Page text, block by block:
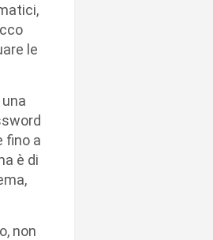
le
fino a
è di
non